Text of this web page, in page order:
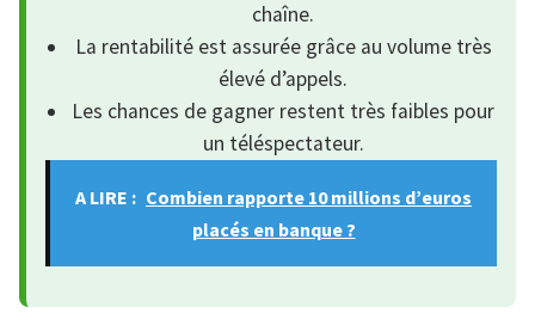
chaîne.
La rentabilité est assurée grâce au volume très
élevé d’appels.
Les chances de gagner restent très faibles pour
un téléspectateur.
A LIRE : Combien rapporte 10 millions d’euros
placés en banque ?